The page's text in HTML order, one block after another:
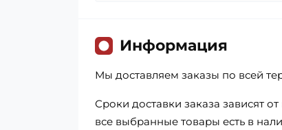
Информация
Мы доставляем заказы по всей
Сроки доставки заказа зависят
все выбранные товары есть в